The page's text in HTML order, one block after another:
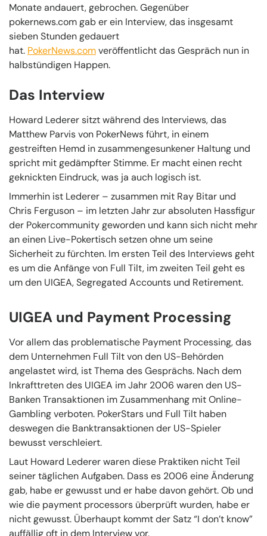
Monate andauert, gebrochen. Gegenüber
pokernews.com gab er ein Interview, das insgesamt
sieben Stunden gedauert
hat. PokerNews.comveröffentlicht das Gespräch nun in
halbstündigen Happen.
Das Interview
Howard Lederer sitzt während des Interviews, das
Matthew Parvis von PokerNews führt, in einem
gestreiften Hemd in zusammengesunkener Haltung und
spricht mit gedämpfter Stimme. Er macht einen recht
geknickten Eindruck, was ja auch logisch ist.
Immerhin ist Lederer – zusammen mit Ray Bitar und
Chris Ferguson – im letzten Jahr zur absoluten Hassfigur
der Pokercommunity geworden und kann sich nicht mehr
an einen Live-Pokertisch setzen ohne um seine
Sicherheit zu fürchten. Im ersten Teil des Interviews geht
es um die Anfänge von Full Tilt, im zweiten Teil geht es
um den UIGEA, Segregated Accounts und Retirement.
UIGEA und Payment Processing
Vor allem das problematische Payment Processing, das
dem Unternehmen Full Tilt von den US-Behörden
angelastet wird, ist Thema des Gesprächs. Nach dem
Inkrafttreten des UIGEA im Jahr 2006 waren den US-
Banken Transaktionen im Zusammenhang mit Online-
Gambling verboten. PokerStars und Full Tilt haben
deswegen die Banktransaktionen der US-Spieler
bewusst verschleiert.
Laut Howard Lederer waren diese Praktiken nicht Teil
seiner täglichen Aufgaben. Dass es 2006 eine Änderung
gab, habe er gewusst und er habe davon gehört. Ob und
wie die payment processors überprüft wurden, habe er
nicht gewusst. Überhaupt kommt der Satz “I don’t know”
auffällig oft in dem Interview vor.